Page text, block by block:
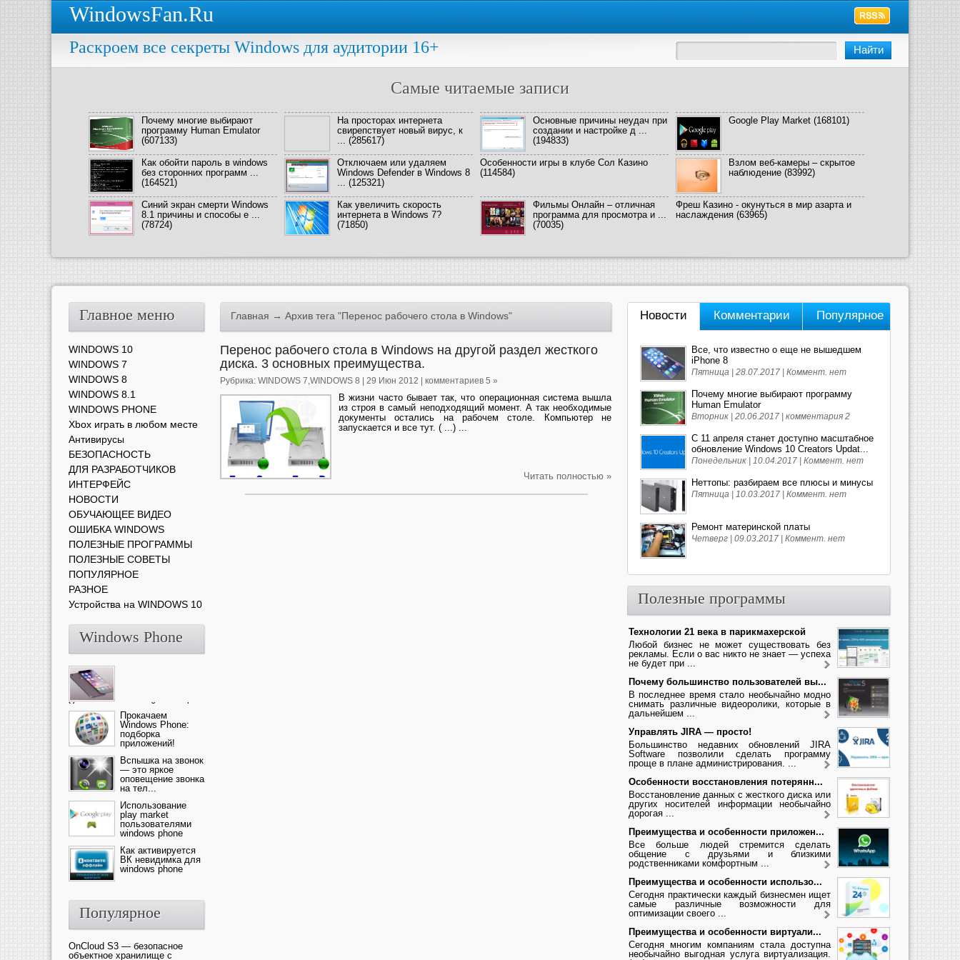
WindowsFan.Ru
Раскроем все секреты Windows для аудитории 16+
Самые читаемые записи
Почему многие выбирают
программу Human Emulator
(607133)
На просторах интернета
свирепствует новый вирус, к
... (285617)
Основные причины неудач при
создании и настройке д ...
(194833)
Google Play Market (168101)
Как обойти пароль в windows
без сторонних программ ...
(164521)
Отключаем или удаляем
Windows Defender в Windows 8
... (125321)
Особенности игры в клубе Сол Казино
(114584)
Взлом веб-камеры – скрытое
наблюдение (83992)
Синий экран смерти Windows
8.1 причины и способы е ...
(78724)
Как увеличить скорость
интернета в Windows 7?
(71850)
Фильмы Онлайн – отличная
программа для просмотра и ...
(70035)
Фреш Казино - окунуться в мир азарта и
наслаждения (63965)
Главная → Архив тега "Перенос рабочего стола в Windows"
Перенос рабочего стола в Windows на другой раздел жесткого
диска. 3 основных преимущества.
Рубрика: WINDOWS 7,WINDOWS 8 | 29 Июн 2012 | комментариев 5 »
В жизни часто бывает так, что операционная система вышла
из строя в самый неподходящий момент. А так необходимые
документы остались на рабочем столе. Компьютер не
запускается и все тут. ( ...) ...
Читать полностью »
Главное меню
WINDOWS 10
WINDOWS 7
WINDOWS 8
WINDOWS 8.1
WINDOWS PHONE
Xbox играть в любом месте
Антивирусы
БЕЗОПАСНОСТЬ
ДЛЯ РАЗРАБОТЧИКОВ
ИНТЕРФЕЙС
НОВОСТИ
ОБУЧАЮЩЕЕ ВИДЕО
ОШИБКА WINDOWS
ПОЛЕЗНЫЕ ПРОГРАММЫ
ПОЛЕЗНЫЕ СОВЕТЫ
ПОПУЛЯРНОЕ
РАЗНОЕ
Устройства на WINDOWS 10
Windows Phone
Ультрасовременный смартфон
— это новика от компании Ap...
Прокачаем
Windows Phone:
подборка
приложений!
Вспышка на звонок
— это яркое
оповещение звонка
на тел...
Использование
play market
пользователями
windows phone
Как активируется
ВК невидимка для
windows phone
Популярное
OnCloud S3 — безопасное
объектное хранилище с
Новости Комментарии Популярное
Все, что известно о еще не вышедшем
iPhone 8
Пятница | 28.07.2017 | Коммент. нет
Почему многие выбирают программу
Human Emulator
Вторник | 20.06.2017 | комментария 2
С 11 апреля станет доступно масштабное
обновление Windows 10 Creators Updat...
Понедельник | 10.04.2017 | Коммент. нет
Неттопы: разбираем все плюсы и минусы
Пятница | 10.03.2017 | Коммент. нет
Ремонт материнской платы
Четверг | 09.03.2017 | Коммент. нет
Полезные программы
Технологии 21 века в парикмахерской
Любой бизнес не может существовать без
рекламы. Если о вас никто не знает — успеха
не будет при ...
Почему большинство пользователей вы...
В последнее время стало необычайно модно
снимать различные видеоролики, которые в
дальнейшем ...
Управлять JIRA — просто!
Большинство недавних обновлений JIRA
Software позволили сделать программу
проще в плане администрирования. ...
Особенности восстановления потерянн...
Восстановление данных с жесткого диска или
других носителей информации необычайно
дорогая ...
Преимущества и особенности приложен...
Все больше людей стремится сделать
общение с друзьями и близкими
родственниками комфортным ...
Преимущества и особенности использо...
Сегодня практически каждый бизнесмен ищет
самые различные возможности для
оптимизации своего ...
Преимущества и особенности виртуали...
Сегодня многим компаниям стала доступна
необычайно выгодная услуга виртуализация.